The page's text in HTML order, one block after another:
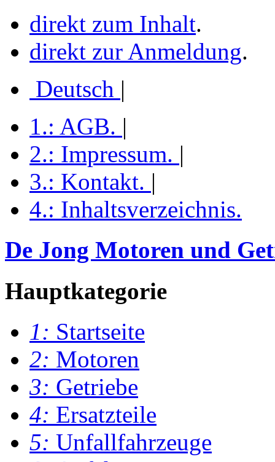
direkt zum Inhalt.
direkt zur Anmeldung.
Deutsch |
1.: AGB. |
2.: Impressum. |
3.: Kontakt. |
4.: Inhaltsverzeichnis.
De Jong Motoren und
Hauptkategorie
1: Startseite
2: Motoren
3: Getriebe
4: Ersatzteile
5: Unfallfahrzeuge